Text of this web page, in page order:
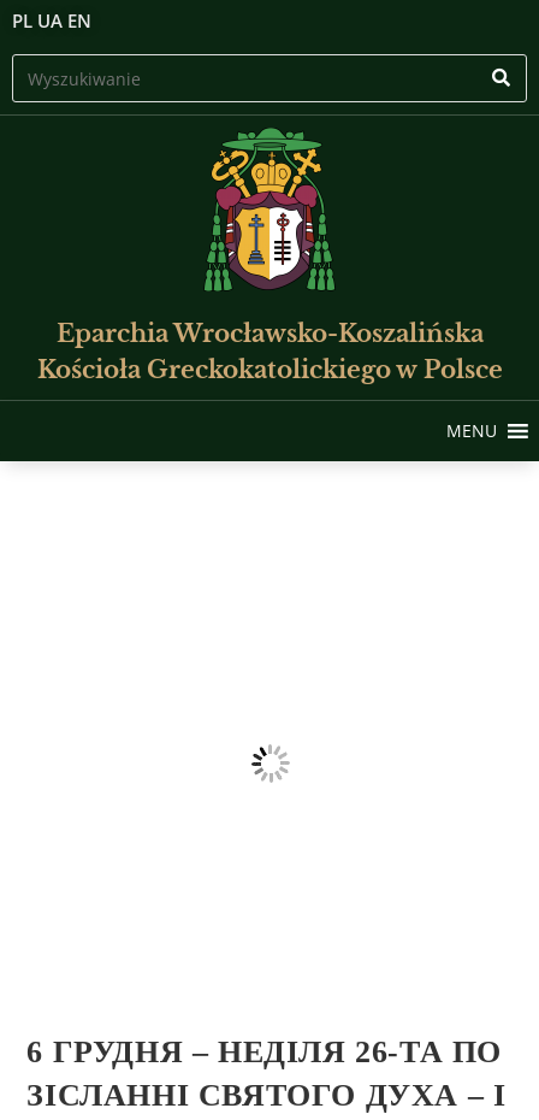
PL UA EN
Eparchia Wrocławsko-Koszalińska
Kościoła Greckokatolickiego w Polsce
MENU
6 ГРУДНЯ – НЕДІЛЯ 26-ТА ПО
ЗІСЛАННІ СВЯТОГО ДУХА – І